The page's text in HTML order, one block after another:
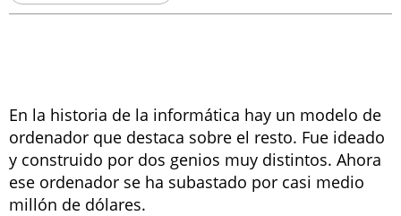
En la historia de la informática hay un modelo de
ordenador que destaca sobre el resto. Fue ideado
y construido por dos genios muy distintos. Ahora
ese ordenador se ha subastado por casi medio
millón de dólares.